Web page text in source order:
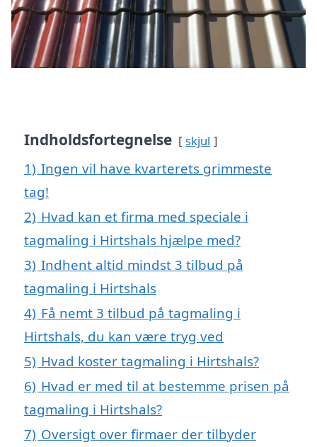
Indholdsfortegnelse skjul
1) Ingen vil have kvarterets grimmeste
tag!
2) Hvad kan et firma med speciale i
tagmaling i Hirtshals hjælpe med?
3) Indhent altid mindst 3 tilbud på
tagmaling i Hirtshals
4) Få nemt 3 tilbud på tagmaling i
Hirtshals, du kan være tryg ved
5) Hvad koster tagmaling i Hirtshals?
6) Hvad er med til at bestemme prisen på
tagmaling i Hirtshals?
7) Oversigt over firmaer der tilbyder